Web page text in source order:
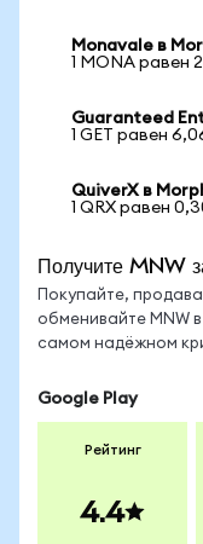
Monavale в
1 MONA равен
Guaranteed
1 GET равен
QuiverX в
1 QRX равен
Получите MNW
Покупайте,
обменивайте MNW
самом надёжном
Google Play
Рейтинг
4.4